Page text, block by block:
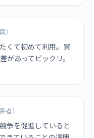
くて初めて利用。買
があってビックリ。
者）
争を促進していると